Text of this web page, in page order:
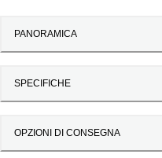
PANORAMICA
SPECIFICHE
OPZIONI DI CONSEGNA